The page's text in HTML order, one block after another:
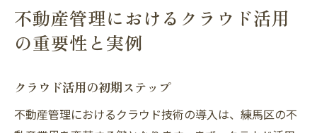
不動産管理におけるクラウド活用
の重要性と実例
クラウド活用の初期ステップ
不動産管理におけるクラウド技術の導入は、練馬区の不